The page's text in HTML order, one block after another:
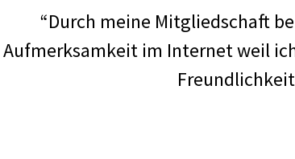
“Durch meine Mitgliedschaft
Aufmerksamkeit im Internet weil